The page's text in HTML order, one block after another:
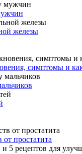
железы
симптомы и
простатита